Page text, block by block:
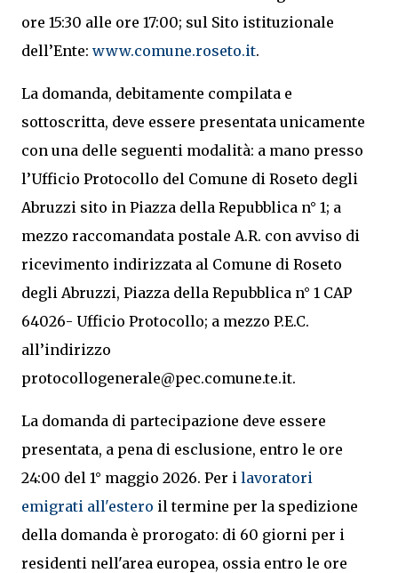
ore 15:30 alle ore 17:00; sul Sito istituzionale
dell’Ente: www.comune.roseto.it.
La domanda, debitamente compilata e
sottoscritta, deve essere presentata unicamente
con una delle seguenti modalità: a mano presso
l’Ufficio Protocollo del Comune di Roseto degli
Abruzzi sito in Piazza della Repubblica n° 1; a
mezzo raccomandata postale A.R. con avviso di
ricevimento indirizzata al Comune di Roseto
degli Abruzzi, Piazza della Repubblica n° 1 CAP
64026- Ufficio Protocollo; a mezzo P.E.C.
all’indirizzo
protocollogenerale@pec.comune.te.it.
La domanda di partecipazione deve essere
presentata, a pena di esclusione, entro le ore
24:00 del 1° maggio 2026. Per i lavoratori
emigrati all'estero il termine per la spedizione
della domanda è prorogato: di 60 giorni per i
residenti nell'area europea, ossia entro le ore